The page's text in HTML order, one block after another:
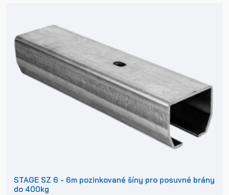
STAGE SZ 6 - 6m pozinkované šíny pro posuvné brány
do 400kg